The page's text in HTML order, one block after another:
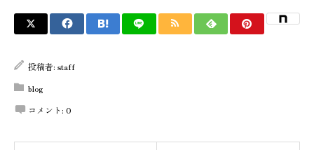
投稿者: staff
blog
コメント: 0